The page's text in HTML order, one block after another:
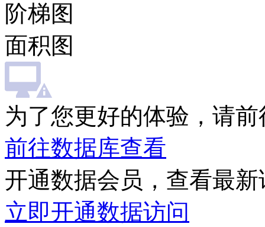
阶梯图
面积图
为了您更好的体验，请
前往数据库查看
开通数据会员，查看最
立即开通数据访问